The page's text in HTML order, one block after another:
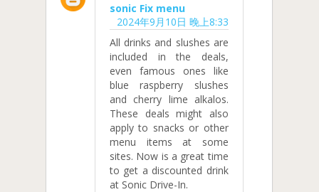
sonic Fix menu
2024年9月10日 晚上8:33
All drinks and slushes are
included in the deals,
even famous ones like
blue raspberry slushes
and cherry lime alkalos.
These deals might also
apply to snacks or other
menu items at some
sites. Now is a great time
to get a discounted drink
at Sonic Drive-In.